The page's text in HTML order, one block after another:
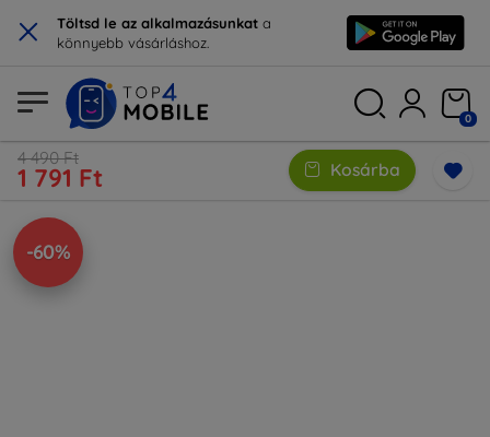
× Töltsd le az alkalmazásunkat a
könnyebb vásárláshoz.
0
4 490 Ft
1 791 Ft Kosárba
-60%